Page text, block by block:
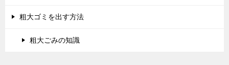
粗大ゴミを出す方法
粗大ごみの知識